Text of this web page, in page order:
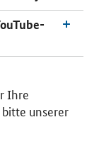
n
Ihre
unserer